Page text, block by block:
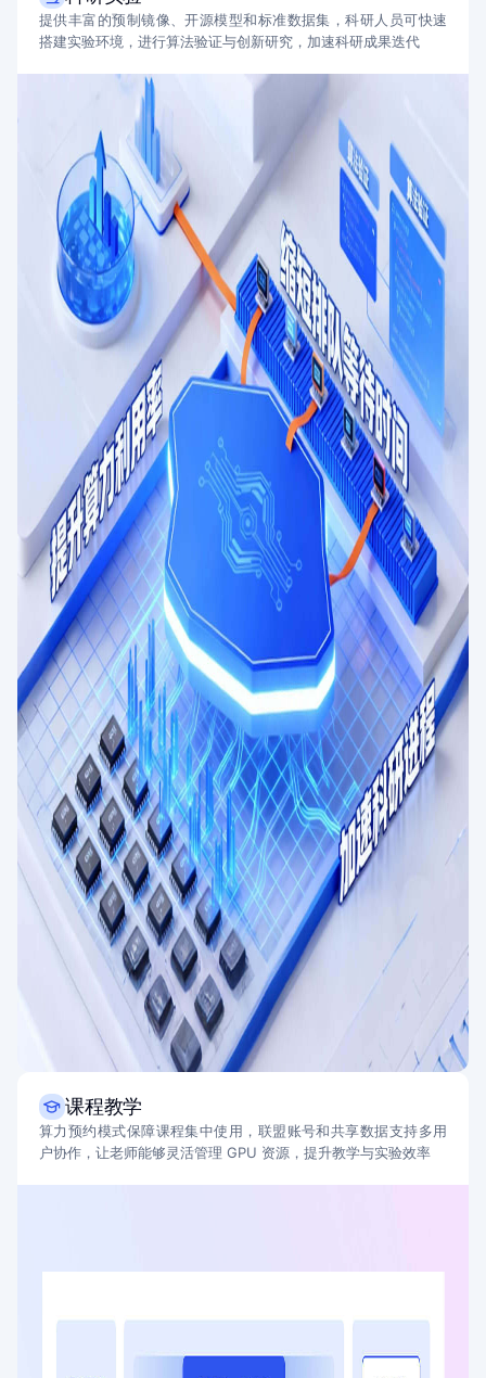
提供丰富的预制镜像、开源模型和标准数据集，科研人员可快速
搭建实验环境，进行算法验证与创新研究，加速科研成果迭代
课程教学
算力预约模式保障课程集中使用，联盟账号和共享数据支持多用
户协作，让老师能够灵活管理 GPU 资源，提升教学与实验效率